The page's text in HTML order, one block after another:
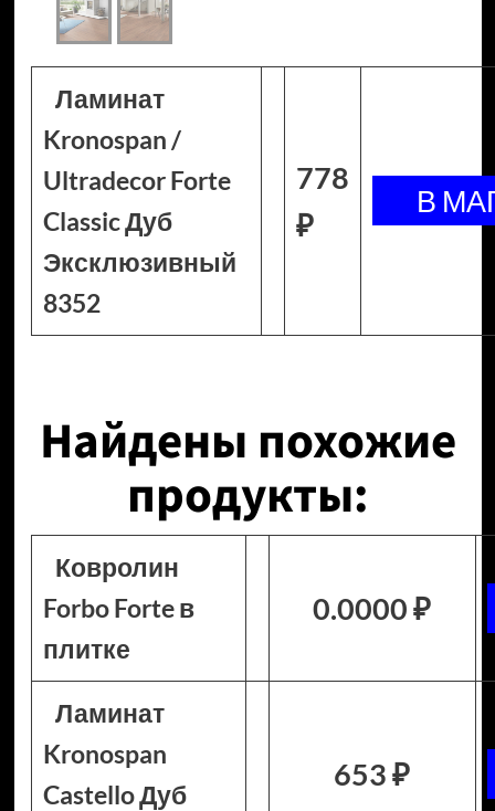
Ламинат
Kronospan /
Ultradecor Forte
Classic Дуб
Эксклюзивный
8352
778
₽
Найдены похожие
продукты:
Ковролин
Forbo Forte в
плитке
0.0000 ₽
Ламинат
Kronospan
Castello Дуб
653 ₽